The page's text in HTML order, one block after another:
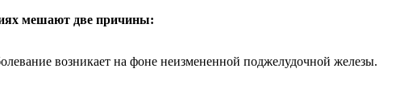
мешают две причины:
возникает на фоне неизмененной поджелудочной железы.